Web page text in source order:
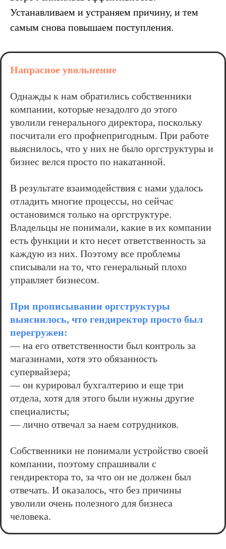
Устанавливаем и устраняем причину, и тем
самым снова повышаем поступления.
Напрасное увольнение
Однажды к нам обратились собственники
компании, которые незадолго до этого
уволили генерального директора, поскольку
посчитали его профнепригодным. При работе
выяснилось, что у них не было оргструктуры и
бизнес велся просто по накатанной.
В результате взаимодействия с нами удалось
отладить многие процессы, но сейчас
остановимся только на оргструктуре.
Владельцы не понимали, какие в их компании
есть функции и кто несет ответственность за
каждую из них. Поэтому все проблемы
списывали на то, что генеральный плохо
управляет бизнесом.
При прописывании оргструктуры
выяснилось, что гендиректор просто был
перегружен:
— на его ответственности был контроль за
магазинами, хотя это обязанность
супервайзера;
— он курировал бухгалтерию и еще три
отдела, хотя для этого были нужны другие
специалисты;
— лично отвечал за наем сотрудников.
Собственники не понимали устройство своей
компании, поэтому спрашивали с
гендиректора то, за что он не должен был
отвечать. И оказалось, что без причины
уволили очень полезного для бизнеса
человека.